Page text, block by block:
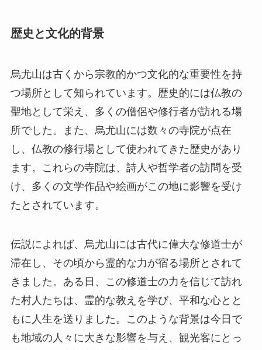
歴史と文化的背景
烏尤山は古くから宗教的かつ文化的な重要性を持
つ場所として知られています。歴史的には仏教の
聖地として栄え、多くの僧侶や修行者が訪れる場
所でした。また、烏尤山には数々の寺院が点在
し、仏教の修行場として使われてきた歴史があり
ます。これらの寺院は、詩人や哲学者の訪問を受
け、多くの文学作品や絵画がこの地に影響を受け
たとされています。
伝説によれば、烏尤山には古代に偉大な修道士が
滞在し、その頃から霊的な力が宿る場所とされて
きました。ある日、この修道士の力を信じて訪れ
た村人たちは、霊的な教えを学び、平和な心とと
もに人生を送りました。このような背景は今日で
も地域の人々に大きな影響を与え、観光客にとっ